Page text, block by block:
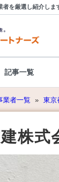
を厳選し紹介しま
記事一覧
業者一覧 » 東京
株式